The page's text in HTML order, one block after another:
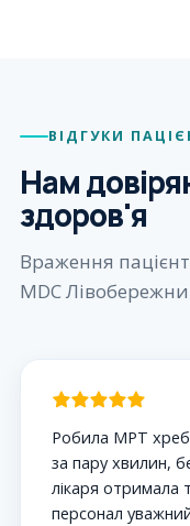
ВІДГУКИ
Нам
здоров'я
Враження
MDC
Робила МРТ
за пару хвилин,
лікаря отримала
персонал